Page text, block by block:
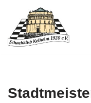
Zum
Inhalt